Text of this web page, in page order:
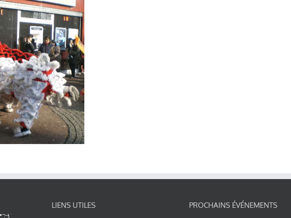
LIENS UTILES PROCHAINS ÉVÉNEMENTS